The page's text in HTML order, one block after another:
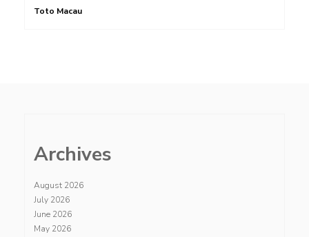
Toto Macau
Archives
August 2026
July 2026
June 2026
May 2026